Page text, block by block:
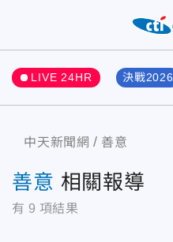
LIVE 24HR 決戰2026
中天新聞網 善意
善意 相關報導
有 9 項結果